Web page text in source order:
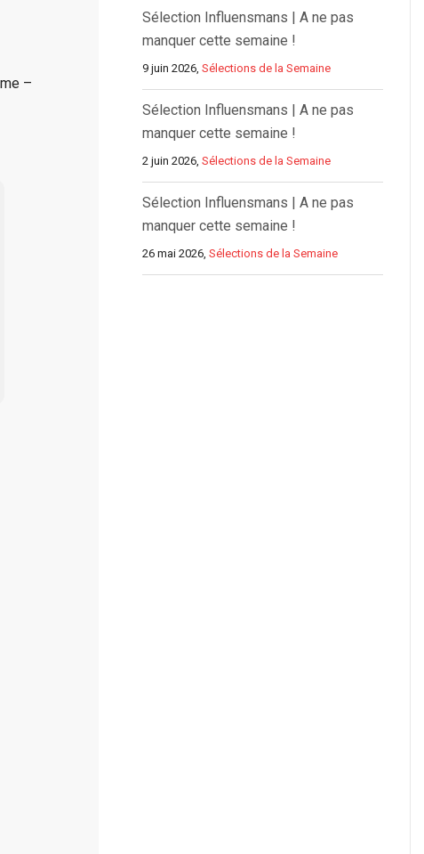
–
Sélection Influensmans | A ne pas
manquer cette semaine !
9 juin 2026, Sélections de la Semaine
Sélection Influensmans | A ne pas
manquer cette semaine !
2 juin 2026, Sélections de la Semaine
Sélection Influensmans | A ne pas
manquer cette semaine !
26 mai 2026, Sélections de la Semaine